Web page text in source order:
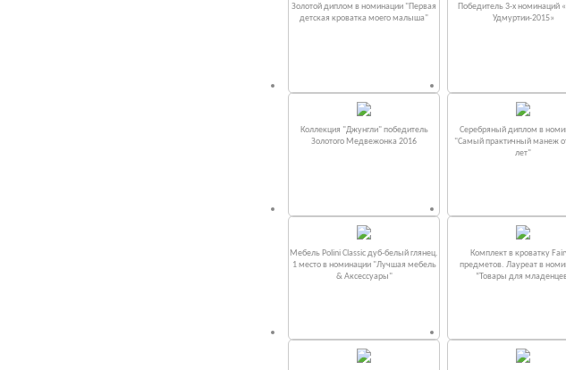
Золотой диплом в номинации "Первая
детская кроватка моего малыша"
Победитель 3-х номинаций
Удмуртии-2015»
Коллекция "Джунгли" победитель
Золотого Медвежонка 2016
Серебряный диплом в
"Самый практичный манеж
лет"
Мебель Polini Classic дуб-белый глянец.
1 место в номинации "Лучшая мебель
& Аксессуары"
Комплект в кроватку
предметов. Лауреат в
“Товары для